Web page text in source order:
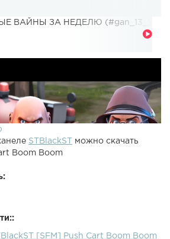
ВАЙНЫ ЗА НЕДЕЛЮ (#gan_13_)
STBlackST
можно скачать
Boom Boom
[SFM] Push Cart Boom Boom